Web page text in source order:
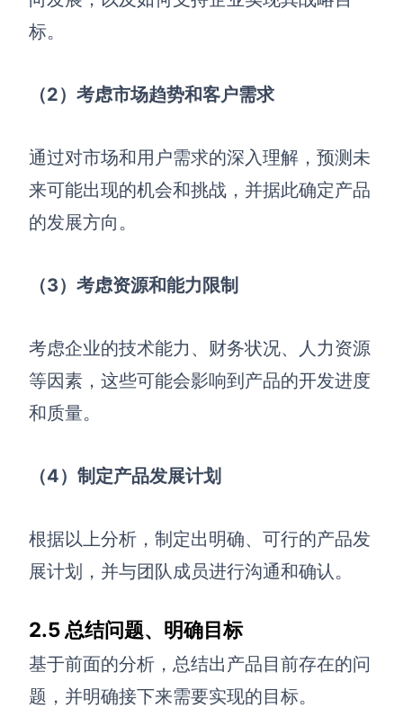
标。
（2）考虑市场趋势和客户需求
通过对市场和用户需求的深入理解，预测未
来可能出现的机会和挑战，并据此确定产品
的发展方向。
（3）考虑资源和能力限制
考虑企业的技术能力、财务状况、人力资源
等因素，这些可能会影响到产品的开发进度
和质量。
（4）制定产品发展计划
根据以上分析，制定出明确、可行的产品发
展计划，并与团队成员进行沟通和确认。
2.5 总结问题、明确目标
基于前面的分析，总结出产品目前存在的问
题，并明确接下来需要实现的目标。